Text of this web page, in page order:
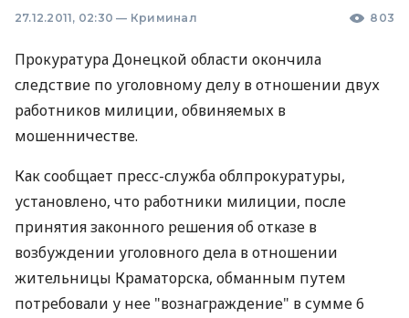
27.12.2011, 02:30 — Криминал 803
Прокуратура Донецкой области окончила
следствие по уголовному делу в отношении двух
работников милиции, обвиняемых в
мошенничестве.
Как сообщает пресс-служба облпрокуратуры,
установлено, что работники милиции, после
принятия законного решения об отказе в
возбуждении уголовного дела в отношении
жительницы Краматорска, обманным путем
потребовали у нее "вознаграждение" в сумме 6